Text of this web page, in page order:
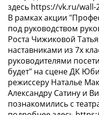
здесь https://vk.ru/wall-
В рамках акции
под руководством
Роста Чижиковой
наставниками из 7х
руководителями
будет" на сцене ДК
режиссеру Наталье
Александру Сатину и
познакомились с